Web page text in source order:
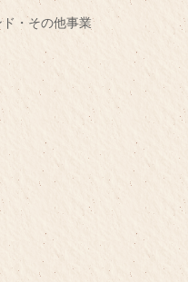
・その他事業